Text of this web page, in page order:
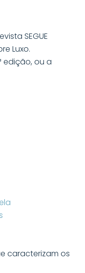
SEGUE
Luxo.
edição, ou a
caracterizam os